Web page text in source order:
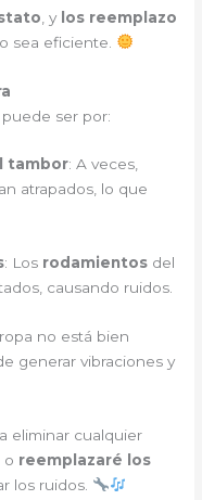
, y los reemplazo
sea eficiente.
ser por:
tambor: A veces,
atrapados, lo que
: Los rodamientos del
causando ruidos.
ropa no está bien
generar vibraciones y
eliminar cualquier
o reemplazaré los
los ruidos.